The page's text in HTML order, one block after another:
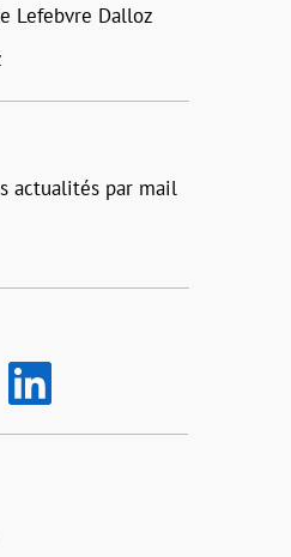
Lefebvre Dalloz
actualités par mail